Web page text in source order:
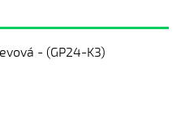
- (GP24-K3)